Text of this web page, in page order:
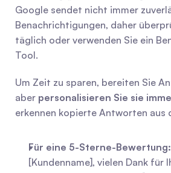
Google sendet nicht immer
Benachrichtigungen, daher
täglich oder verwenden Sie ein
Tool.
Um Zeit zu sparen, bereiten Sie
aber personalisieren Sie sie
erkennen kopierte Antworten aus
Für eine 5-Sterne-Bewertung:
[Kundenname], vielen Dank für